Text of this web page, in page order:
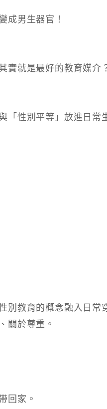
成男生器官！
實就是最好的教育媒介
「性別平等」放進日常
別教育的概念融入日常
關於尊重。
回家。